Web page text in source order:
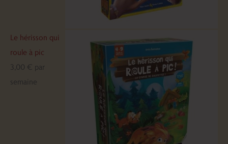
Le hérisson qui
roule à pic
3,00 € par
semaine